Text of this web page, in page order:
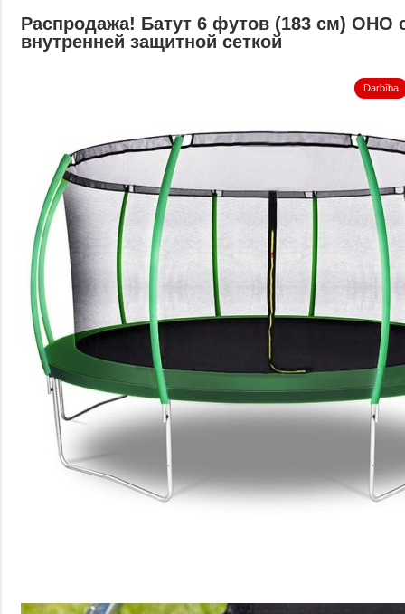
Распродажа! Батут 6 футов (183 см) OHO
внутренней защитной сеткой
Darbība